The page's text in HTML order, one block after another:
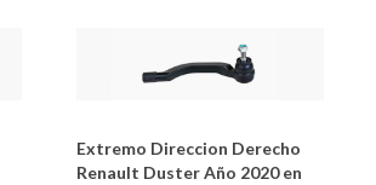
Extremo Direccion Derecho
Renault Duster Año 2020 en